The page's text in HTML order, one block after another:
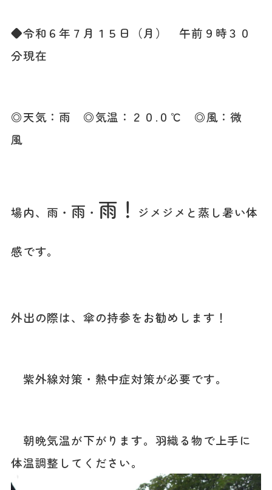
◆令和６年７月１５日（月） 午前９時３０
分現在
◎天気：雨 ◎気温：２０ .０℃ ◎風：微
風
場内、雨・ 雨 ・ 雨！ ジメジメと蒸し暑い体
感です。
外出の際は、傘の持参をお勧めします！
紫外線対策・熱中症対策が必要です。
朝晩気温が下がります。羽織る物で上手に
体温調整してください。